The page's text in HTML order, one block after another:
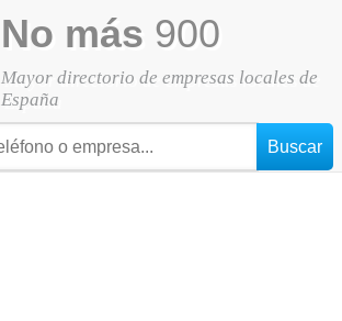
No más 900
Mayor directorio de empresas locales de
España